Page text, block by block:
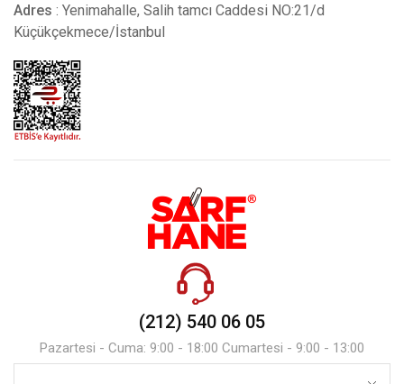
Adres : Yenimahalle, Salih tamcı Caddesi NO:21/d
Küçükçekmece/İstanbul
(212) 540 06 05
Pazartesi - Cuma: 9:00 - 18:00 Cumartesi - 9:00 - 13:00